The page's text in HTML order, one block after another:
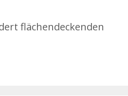
flächendeckenden